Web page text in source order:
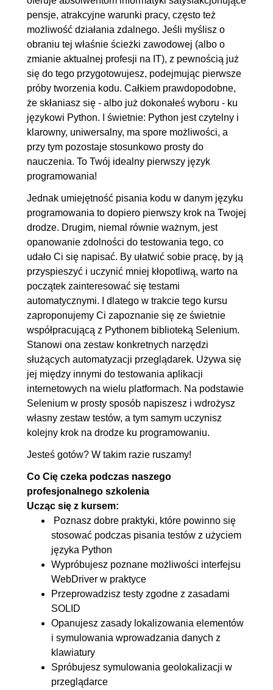
3.5. Okienka alert
00:05:57
3.6. Cookies
OGLĄDAJ »
00:07:10
3.7. Geolokalizacja
00:09:32
4. Wykorzystujemy możliwości
Selenium
00:58:25
4.1. Poruszanie się po
przeglądarce
00:15:52
4.2. Zrzuty ekranu
4.4. Zasada OCP
00:24:23
5. Bonus - dobre rady 00:39:09
5.1. Selenium IDE
00:13:36
5.2. Selenium + Behave
00:18:02
5.3. Jak nie testować?
pensje, atrakcyjne warunki pracy, często też
możliwość działania zdalnego. Jeśli myślisz o
obraniu tej właśnie ścieżki zawodowej (albo o
zmianie aktualnej profesji na IT), z pewnością już
się do tego przygotowujesz, podejmując pierwsze
próby tworzenia kodu. Całkiem prawdopodobne,
że skłaniasz się - albo już dokonałeś wyboru - ku
językowi Python. I świetnie: Python jest czytelny i
klarowny, uniwersalny, ma spore możliwości, a
przy tym pozostaje stosunkowo prosty do
nauczenia. To Twój idealny pierwszy język
programowania!
Jednak umiejętność pisania kodu w danym języku
programowania to dopiero pierwszy krok na Twojej
drodze. Drugim, niemal równie ważnym, jest
opanowanie zdolności do testowania tego, co
udało Ci się napisać. By ułatwić sobie pracę, by ją
przyspieszyć i uczynić mniej kłopotliwą, warto na
początek zainteresować się testami
automatycznymi. I dlatego w trakcie tego kursu
zaproponujemy Ci zapoznanie się ze świetnie
współpracującą z Pythonem biblioteką Selenium.
Stanowi ona zestaw konkretnych narzędzi
służących automatyzacji przeglądarek. Używa się
jej między innymi do testowania aplikacji
internetowych na wielu platformach. Na podstawie
Selenium w prosty sposób napiszesz i wdrożysz
własny zestaw testów, a tym samym uczynisz
kolejny krok na drodze ku programowaniu.
Jesteś gotów? W takim razie ruszamy!
Co Cię czeka podczas naszego
profesjonalnego szkolenia
Ucząc się z kursem:
Poznasz dobre praktyki, które powinno się
stosować podczas pisania testów z użyciem
języka Python
Wypróbujesz poznane możliwości interfejsu
WebDriver w praktyce
Przeprowadzisz testy zgodne z zasadami
SOLID
Opanujesz zasady lokalizowania elementów
i symulowania wprowadzania danych z
klawiatury
Spróbujesz symulowania geolokalizacji w
przeglądarce